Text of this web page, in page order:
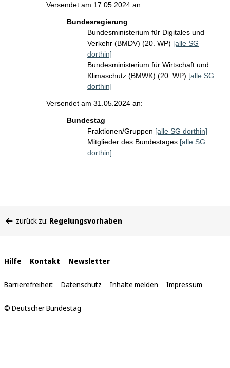
Versendet am 17.05.2024 an:
Bundesregierung
Bundesministerium für Digitales und
Verkehr (BMDV) (20. WP) [alle SG
dorthin]
Bundesministerium für Wirtschaft und
Klimaschutz (BMWK) (20. WP) [alle SG
dorthin]
Versendet am 31.05.2024 an:
Bundestag
Fraktionen/Gruppen [alle SG dorthin]
Mitglieder des Bundestages [alle SG
dorthin]
befinden
zurück zu: Regelungsvorhaben
Interne
Links
Hilfe Kontakt Newsletter
Barrierefreiheit Datenschutz Inhalte melden Impressum
© Deutscher Bundestag